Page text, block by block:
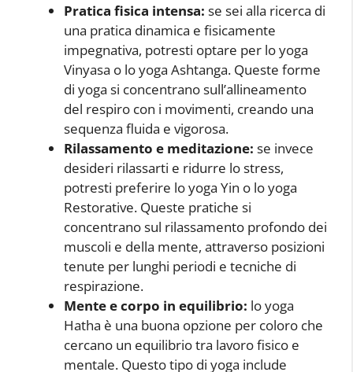
Pratica fisica intensa: se sei alla ricerca di
una pratica dinamica e fisicamente
impegnativa, potresti optare per lo yoga
Vinyasa o lo yoga Ashtanga. Queste forme
di yoga si concentrano sull’allineamento
del respiro con i movimenti, creando una
sequenza fluida e vigorosa.
Rilassamento e meditazione: se invece
desideri rilassarti e ridurre lo stress,
potresti preferire lo yoga Yin o lo yoga
Restorative. Queste pratiche si
concentrano sul rilassamento profondo dei
muscoli e della mente, attraverso posizioni
tenute per lunghi periodi e tecniche di
respirazione.
Mente e corpo in equilibrio: lo yoga
Hatha è una buona opzione per coloro che
cercano un equilibrio tra lavoro fisico e
mentale. Questo tipo di yoga include